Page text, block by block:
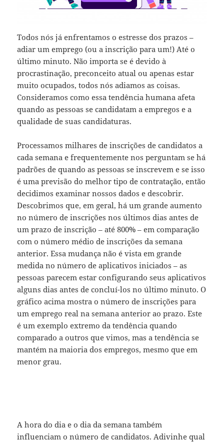
Todos nós já enfrentamos o estresse dos prazos –
adiar um emprego (ou a inscrição para um!) Até o
último minuto. Não importa se é devido à
procrastinação, preconceito atual ou apenas estar
muito ocupados, todos nós adiamos as coisas.
Consideramos como essa tendência humana afeta
quando as pessoas se candidatam a empregos e a
qualidade de suas candidaturas.
Processamos milhares de inscrições de candidatos a
cada semana e frequentemente nos perguntam se há
padrões de quando as pessoas se inscrevem e se isso
é uma previsão do melhor tipo de contratação, então
decidimos examinar nossos dados e descobrir.
Descobrimos que, em geral, há um grande aumento
no número de inscrições nos últimos dias antes de
um prazo de inscrição – até 800% – em comparação
com o número médio de inscrições da semana
anterior. Essa mudança não é vista em grande
medida no número de aplicativos iniciados – as
pessoas parecem estar configurando seus aplicativos
alguns dias antes de concluí-los no último minuto. O
gráfico acima mostra o número de inscrições para
um emprego real na semana anterior ao prazo. Este
é um exemplo extremo da tendência quando
comparado a outros que vimos, mas a tendência se
mantém na maioria dos empregos, mesmo que em
menor grau.
A hora do dia e o dia da semana também
influenciam o número de candidatos. Adivinhe qual